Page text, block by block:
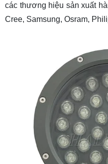
các thương hiệu sản xuất
Cree, Samsung, Osram,